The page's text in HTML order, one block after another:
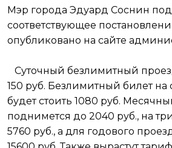
Мэр города Эдуард Соснин
соответствующее
опубликовано на сайте
Суточный безлимитный
150 руб. Безлимитный билет на
будет стоить 1080 руб.
поднимется до 2040 руб., на
5760 руб., а для годового